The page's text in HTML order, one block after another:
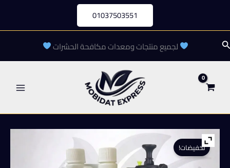
المحتوى
01037503551
البحث لجميع منتجات ومعدات مكافحة الحشرات
تخفيضات!